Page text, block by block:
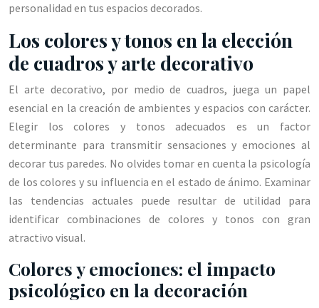
personalidad en tus espacios decorados.
Los colores y tonos en la elección
de cuadros y arte decorativo
El arte decorativo, por medio de cuadros, juega un papel
esencial en la creación de ambientes y espacios con carácter.
Elegir los colores y tonos adecuados es un factor
determinante para transmitir sensaciones y emociones al
decorar tus paredes. No olvides tomar en cuenta la psicología
de los colores y su influencia en el estado de ánimo. Examinar
las tendencias actuales puede resultar de utilidad para
identificar combinaciones de colores y tonos con gran
atractivo visual.
Colores y emociones: el impacto
psicológico en la decoración